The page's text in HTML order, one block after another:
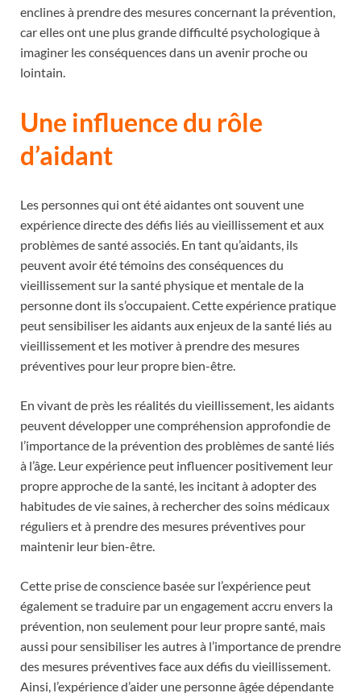
enclines à prendre des mesures concernant la prévention,
car elles ont une plus grande difficulté psychologique à
imaginer les conséquences dans un avenir proche ou
lointain.
Une influence du rôle
d’aidant
Les personnes qui ont été aidantes ont souvent une
expérience directe des défis liés au vieillissement et aux
problèmes de santé associés. En tant qu’aidants, ils
peuvent avoir été témoins des conséquences du
vieillissement sur la santé physique et mentale de la
personne dont ils s’occupaient. Cette expérience pratique
peut sensibiliser les aidants aux enjeux de la santé liés au
vieillissement et les motiver à prendre des mesures
préventives pour leur propre bien-être.
En vivant de près les réalités du vieillissement, les aidants
peuvent développer une compréhension approfondie de
l’importance de la prévention des problèmes de santé liés
à l’âge. Leur expérience peut influencer positivement leur
propre approche de la santé, les incitant à adopter des
habitudes de vie saines, à rechercher des soins médicaux
réguliers et à prendre des mesures préventives pour
maintenir leur bien-être.
Cette prise de conscience basée sur l’expérience peut
également se traduire par un engagement accru envers la
prévention, non seulement pour leur propre santé, mais
aussi pour sensibiliser les autres à l’importance de prendre
des mesures préventives face aux défis du vieillissement.
Ainsi, l’expérience d’aider une personne âgée dépendante